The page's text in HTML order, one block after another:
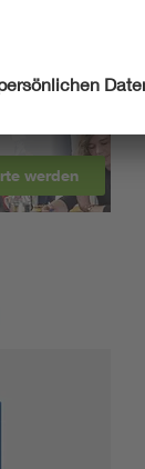
werden